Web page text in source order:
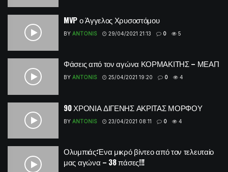
MVP ο Άγγελος Χρυσοστόμου
BY ANTONIS 29/04/2021 21:13 0 5
Φάσεις από τον αγώνα ΚΟΡΜΑΚΙΤΗΣ – ΜΕΑΠ
BY ANTONIS 25/04/2021 19:20 0 4
90 ΧΡΟΝΙΑ ΔΙΓΕΝΗΣ ΑΚΡΙΤΑΣ ΜΟΡΦΟΥ
BY ANTONIS 23/04/2021 08:11 0 4
Ολυμπιάς:Ένα μικρό βίντεο από τον τελευταίο
μας αγώνα – 38 πάσες!!!